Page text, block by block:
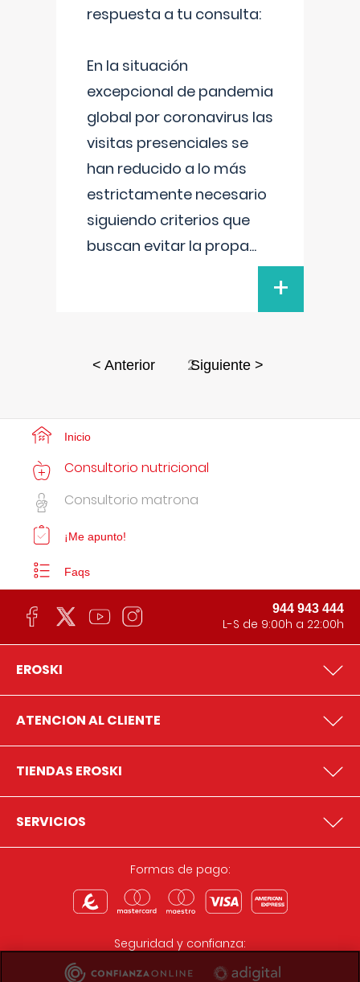
respuesta a tu consulta:
En la situación
excepcional de pandemia
global por coronavirus las
visitas presenciales se
han reducido a lo más
estrictamente necesario
siguiendo criterios que
buscan evitar la propa...
+
< Anterior 2Siguiente >
Inicio
Consultorio nutricional
Consultorio matrona
¡Me apunto!
Faqs
944 943 444
L-S de 9:00h a 22:00h
EROSKI
ATENCION AL CLIENTE
TIENDAS EROSKI
SERVICIOS
Formas de pago:
Seguridad y confianza: